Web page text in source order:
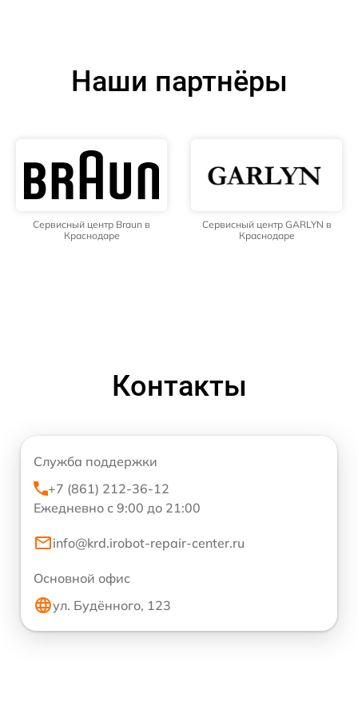
Наши партнёры
Сервисный центр Braun в
Краснодаре
Сервисный центр GARLYN в
Краснодаре
Контакты
Служба поддержки
+7 (861) 212-36-12
Ежедневно с 9:00 до 21:00
info@krd.irobot-repair-center.ru
Основной офис
ул. Будённого, 123